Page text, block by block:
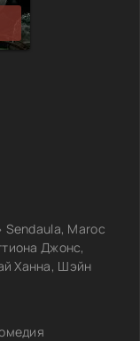
Sendaula, Maroc
Джонс,
Ханна, Шэйн